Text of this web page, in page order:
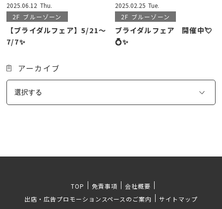
2025.06.12 Thu.
2F ブルーゾーン
【ブライダルフェア】5/21～
7/7✨
2025.02.25 Tue.
2F ブルーゾーン
ブライダルフェア 開催中💘
💍✨
アーカイブ
TOP 免責事項
会社概要
出店・広告プロモーションスペースのご案内
サイトマップ